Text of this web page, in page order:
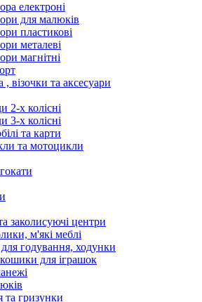
електроні
для малюків
пластикові
металеві
магнітні
, візочки та аксесуари
2-х колісні
3-х колісні
та карти
та мотоцикли
заколисуючі центри
м'які меблі
годування, ходунки
для іграшок
та гризунки